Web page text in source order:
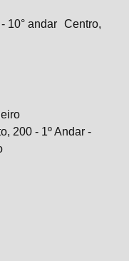
10° andar Centro,
200 - 1º Andar -